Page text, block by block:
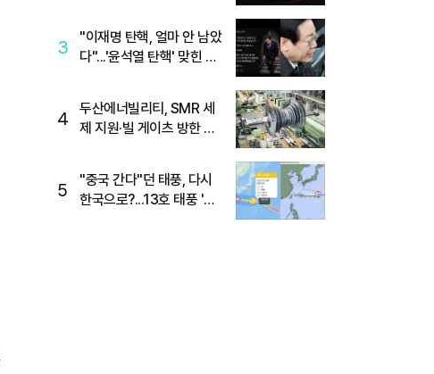
3
"이재명 탄핵, 얼마 안 남았
다"...'윤석열 탄핵' 맞힌 무
4
두산에너빌리티, SMR 세
제 지원·빌 게이츠 방한 기
5
"중국 간다"던 태풍, 다시
한국으로?...13호 태풍 '돌